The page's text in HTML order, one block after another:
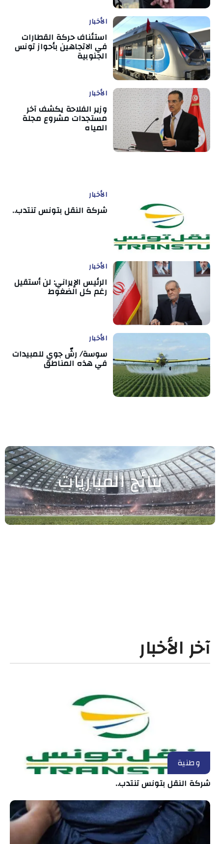
الأخبار
استئناف حركة القطارات
في الاتجاهين بأحواز تونس
الجنوبية
الأخبار
وزير الفلاحة يكشف آخر
مستجدات مشروع مجلة
المياه
الأخبار
شركة النقل بتونس تنتدب..
الأخبار
الرئيس الإيراني: لن أستقيل
رغم كل الضغوط
الأخبار
سوسة/ رشّ جوي للمبيدات
في هذه المناطق
نتائج المباريات
آخر الأخبار
وطنية
شركة النقل بتونس تنتدب..